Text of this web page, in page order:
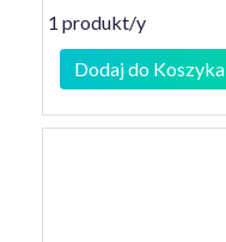
1 produkt/y
Dodaj do Koszyka